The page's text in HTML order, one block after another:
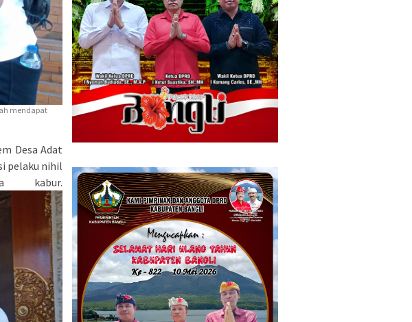
mendapat
Desa Adat
pelaku nihil
kabur.